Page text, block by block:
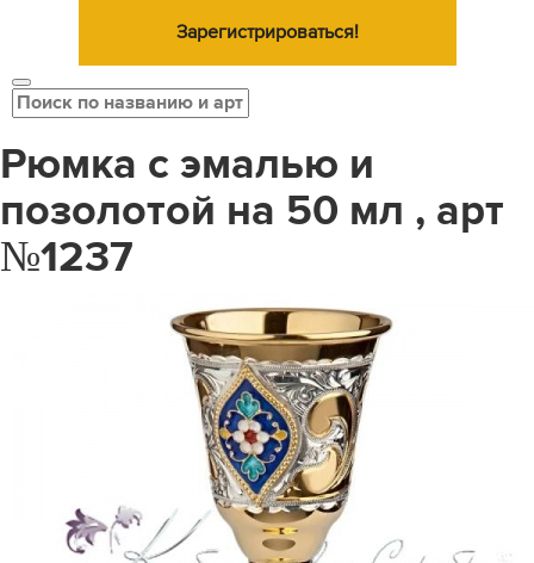
Зарегистрироваться!
Рюмка с эмалью и
позолотой на 50 мл , арт
№1237